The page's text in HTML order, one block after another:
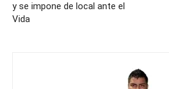
y se impone de local ante el
Vida